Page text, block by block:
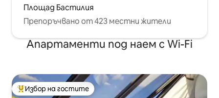
Площад Бастилия
Препоръчвано от 423 местни жители
Апартаменти под наем с Wi-Fi
Най-популярен избор на гостите
Избор на гостите